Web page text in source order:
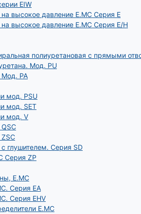
EIW
высокое давление E.MC Серия E
высокое давление E.MC Серия E/H
полиуретановая с прямыми
Мод. РU
Мод. PA
мод. PSU
мод. SET
мод. V
глушителем. Серия SD
Серия ZP
Е.МС
Серия EA
Серия EHV
E.MC